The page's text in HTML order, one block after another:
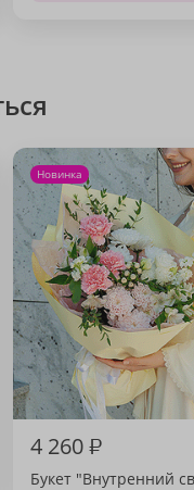
Новинка
4 260₽
Букет "Внутренний